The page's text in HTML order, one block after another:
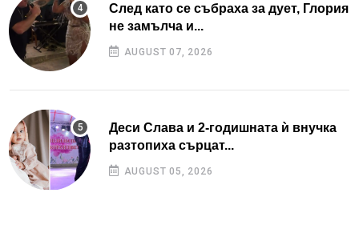
След като се събраха за дует, Глория
не замълча и...
AUGUST 07, 2026
Деси Слава и 2-годишната ѝ внучка
разтопиха сърцат...
AUGUST 05, 2026